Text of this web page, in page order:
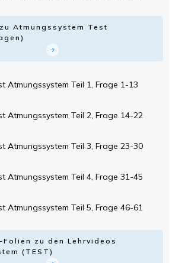
Atmungssystem Test
Atmungssystem Teil 1, Frage 1-13
Atmungssystem Teil 2, Frage 14-22
Atmungssystem Teil 3, Frage 23-30
Atmungssystem Teil 4, Frage 31-45
Atmungssystem Teil 5, Frage 46-61
zu den Lehrvideos
(TEST)